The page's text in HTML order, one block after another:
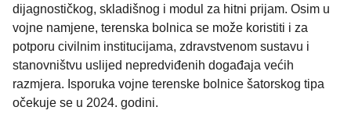
dijagnostičkog, skladišnog i modul za hitni prijam. Osim u
vojne namjene, terenska bolnica se može koristiti i za
potporu civilnim institucijama, zdravstvenom sustavu i
stanovništvu uslijed nepredviđenih događaja većih
razmjera. Isporuka vojne terenske bolnice šatorskog tipa
očekuje se u 2024. godini.